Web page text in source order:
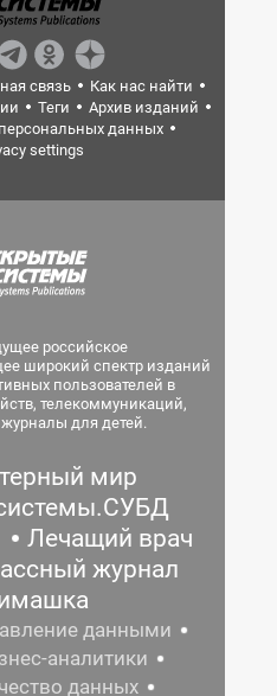
связь
Как нас найти
Теги
Архив изданий
данных
settings
российское
широкий спектр изданий
пользователей в
телекоммуникаций,
для детей.
мир
Лечащий врач
журнал
данными
аналитики
данных